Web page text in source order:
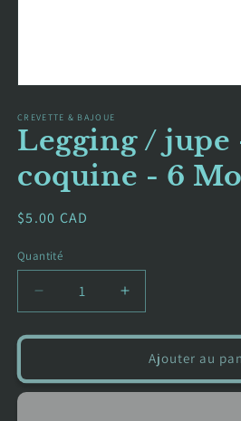
média
1
dans
fenêtre
modale
CREVETTE & BAJOUE
Legging / jupe
coquine - 6
Prix
$5.00 CAD
Quantité
Réduire
la
quantité
/
Augmenter
la
quantité
/
Ajouter au